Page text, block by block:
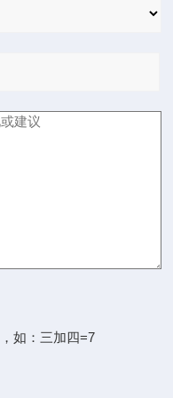
：三加四=7